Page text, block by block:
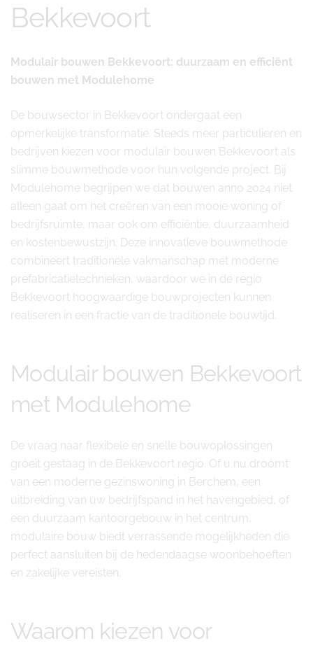
Bekkevoort
Modulair bouwen Bekkevoort: duurzaam en efficiënt
bouwen met Modulehome
De bouwsector in Bekkevoort ondergaat een
opmerkelijke transformatie. Steeds meer particulieren en
bedrijven kiezen voor modulair bouwen Bekkevoort als
slimme bouwmethode voor hun volgende project. Bij
Modulehome begrijpen we dat bouwen anno 2024 niet
alleen gaat om het creëren van een mooie woning of
bedrijfsruimte, maar ook om efficiëntie, duurzaamheid
en kostenbewustzijn. Deze innovatieve bouwmethode
combineert traditionele vakmanschap met moderne
prefabricatietechnieken, waardoor we in de regio
Bekkevoort hoogwaardige bouwprojecten kunnen
realiseren in een fractie van de traditionele bouwtijd.
Modulair bouwen Bekkevoort
met Modulehome
De vraag naar flexibele en snelle bouwoplossingen
groeit gestaag in de Bekkevoort regio. Of u nu droomt
van een moderne gezinswoning in Berchem, een
uitbreiding van uw bedrijfspand in het havengebied, of
een duurzaam kantoorgebouw in het centrum,
modulaire bouw biedt verrassende mogelijkheden die
perfect aansluiten bij de hedendaagse woonbehoeften
en zakelijke vereisten.
Waarom kiezen voor